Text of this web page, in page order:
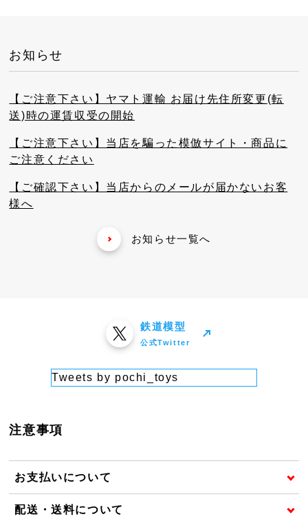
お知らせ
【ご注意下さい】ヤマト運輸 お届け先住所変更(転
送)時の運賃収受の開始
【ご注意下さい】当店を騙った模倣サイト・商品に
ご注意ください
【ご確認下さい】当店からのメールが届かないお客
様へ
お知らせ一覧へ
鉄道模型
公式Twitter
Tweets by pochi_toys
注意事項
お支払いについて
配送・送料について